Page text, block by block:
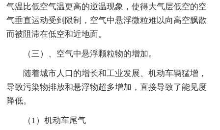
气温比低空气温更高的逆温现象，使得大气层低空的空
气垂直运动受到限制，空气中悬浮微粒难以向高空飘散
而被阻滞在低空和近地面。
（三）、空气中悬浮颗粒物的增加。
随着城市人口的增长和工业发展、机动车辆猛增，
导致污染物排放和悬浮物超多增加，直接导致了能见度
降低。
（1）机动车尾气